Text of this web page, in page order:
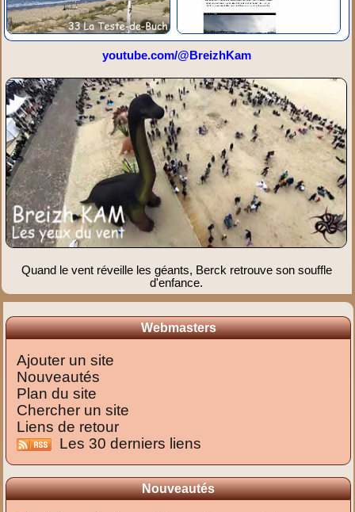
youtube.com/@BreizhKam
Quand le vent réveille les géants, Berck retrouve son souffle
d'enfance.
Webmasters
Ajouter un site
Nouveautés
Plan du site
Chercher un site
Liens de retour
Les 30 derniers liens
Nouveautés